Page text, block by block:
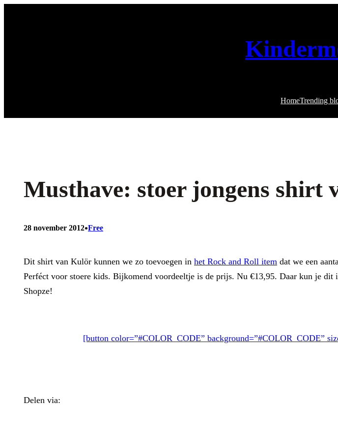
HomeTrending
Musthave: stoer jongens shirt
28 november 2012•Free
Dit shirt van Kulör kunnen we zo toevoegen in het Rock and Roll item dat we een
Perféct voor stoere kids. Bijkomend voordeeltje is de prijs. Nu €13,95. Daar kun je
Shopze!
[button color=”#COLOR_CODE” background=”#COLOR_CODE”
Delen via: